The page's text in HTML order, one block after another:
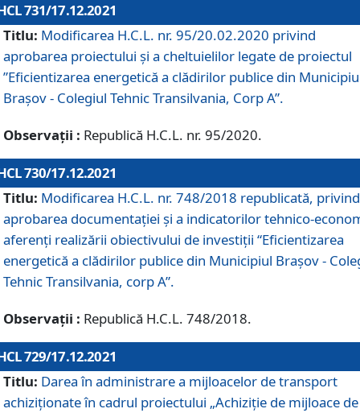
731/17.12.2021
Titlu: Modificarea H.C.L. nr. 95/20.02.2020 privind
aprobarea proiectului și a cheltuielilor legate de proiectul
”Eficientizarea energetică a clădirilor publice din
Brașov - Colegiul Tehnic Transilvania, Corp A”.
Observații : Republică H.C.L. nr. 95/2020.
730/17.12.2021
Titlu: Modificarea H.C.L. nr. 748/2018 republicată, privind
aprobarea documentației și a indicatorilor tehnico-
aferenți realizării obiectivului de investiții “Eficientizarea
energetică a clădirilor publice din Municipiul Brașov -
Tehnic Transilvania, corp A”.
Observații : Republică H.C.L. 748/2018.
729/17.12.2021
Titlu: Darea în administrare a mijloacelor de transport
achiziționate în cadrul proiectului „Achiziţie de mijloace de